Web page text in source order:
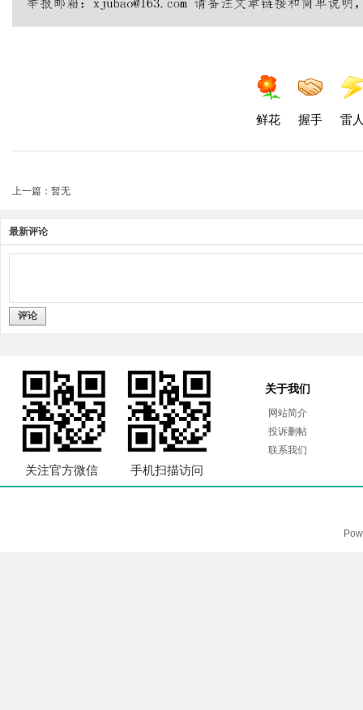
鲜花 握手 雷
上一篇：暂无
最新评论
评论
关注官方微信 手机扫描访问
关于我们
网站简介
投诉删帖
联系我们